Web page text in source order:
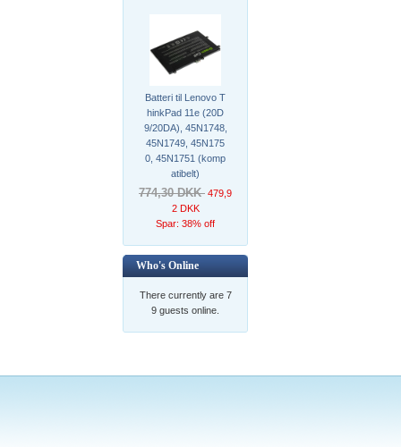
Batteri til Lenovo T
hinkPad 11e (20D
9/20DA), 45N1748,
45N1749, 45N175
0, 45N1751 (komp
atibelt)
774,30 DKK 479,9
2 DKK
Spar: 38% off
Who's Online
There currently are 7
9 guests online.